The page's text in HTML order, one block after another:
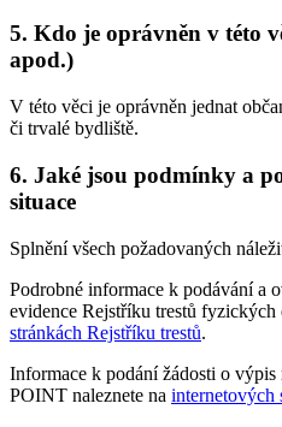
5. Kdo je oprávněn v této
apod.)
V této věci je oprávněn jednat
či trvalé bydliště.
6. Jaké jsou podmínky a
situace
Splnění všech požadovaných
Podrobné informace k podávání a
evidence Rejstříku trestů fyzických
stránkách Rejstříku trestů.
Informace k podání žádosti o
POINT naleznete na internetových